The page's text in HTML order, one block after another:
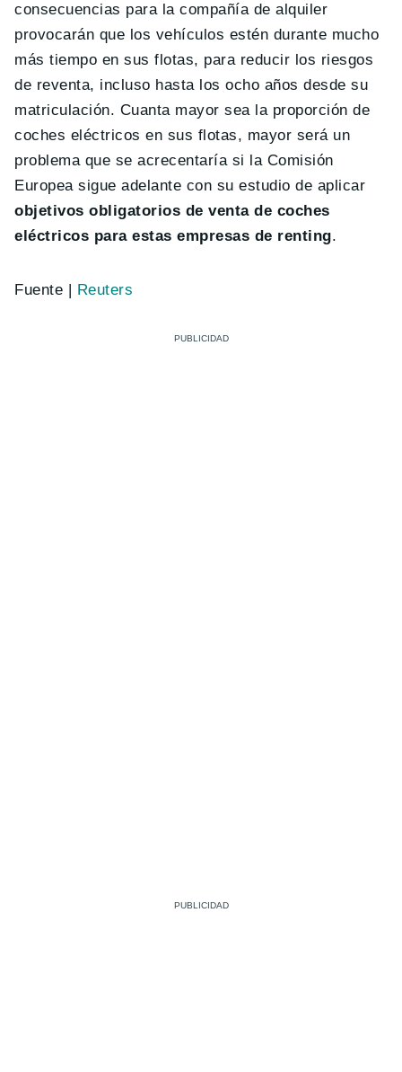
consecuencias para la compañía de alquiler
provocarán que los vehículos estén durante mucho
más tiempo en sus flotas, para reducir los riesgos
de reventa, incluso hasta los ocho años desde su
matriculación. Cuanta mayor sea la proporción de
coches eléctricos en sus flotas, mayor será un
problema que se acrecentaría si la Comisión
Europea sigue adelante con su estudio de aplicar
objetivos obligatorios de venta de coches
eléctricos para estas empresas de renting.
Fuente | Reuters